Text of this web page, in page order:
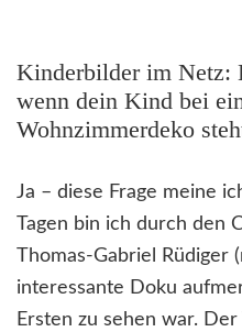
Kinderbilder im Netz:
wenn dein Kind bei
Wohnzimmerdeko
Ja – diese Frage meine
Tagen bin ich durch den
Thomas-Gabriel Rüdiger
interessante Doku
Ersten zu sehen war. Der